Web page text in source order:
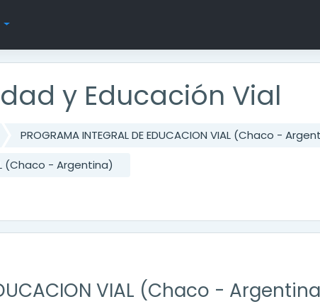
y Educación Vial
PROGRAMA INTEGRAL DE EDUCACION VIAL (Chaco -
(Chaco - Argentina)
VIAL (Chaco -